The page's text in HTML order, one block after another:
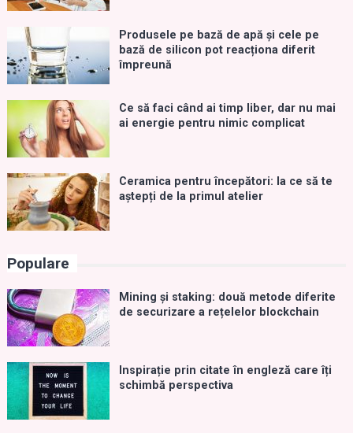
Produsele pe bază de apă și cele pe
bază de silicon pot reacționa diferit
împreună
Ce să faci când ai timp liber, dar nu mai
ai energie pentru nimic complicat
Ceramica pentru începători: la ce să te
aștepți de la primul atelier
Populare
Mining și staking: două metode diferite
de securizare a rețelelor blockchain
Inspirație prin citate în engleză care îți
schimbă perspectiva